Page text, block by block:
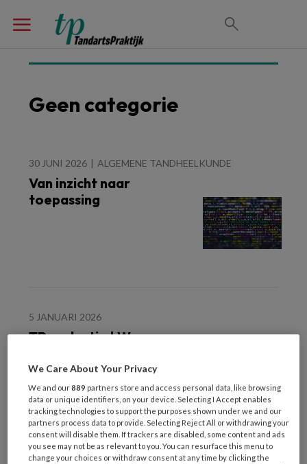
Geen categorie
30 JUNI 2026 ALGEMENE TANDHEELKUNDE
Van inzicht naar
toepassing
5 JANUARI 2026
TP-redactie | Wanneer
We Care About Your Privacy
We and our889 partners store and access personal data, like browsing
data or unique identifiers, on your device. Selecting I Accept enables
tracking technologies to support the purposes shown under we and our
partners process data to provide. Selecting Reject All or withdrawing your
consent will disable them. If trackers are disabled, some content and ads
you see may not be as relevant to you. You can resurface this menu to
change your choices or withdraw consent at any time by clicking the